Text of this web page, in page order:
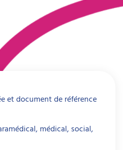
et document de référence
médical, social,